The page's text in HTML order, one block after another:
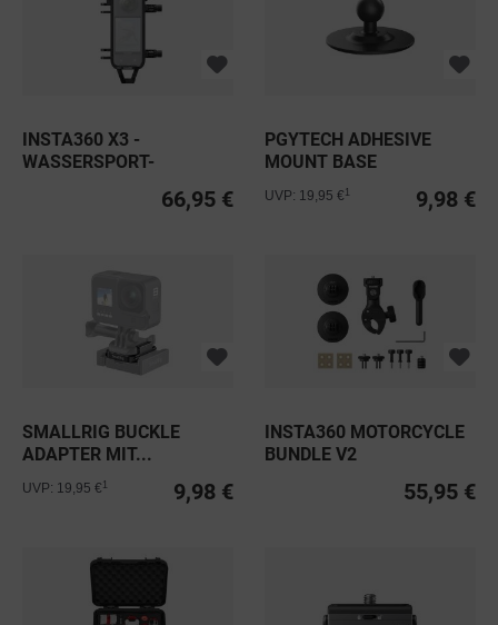
INSTA360 X3 -
WASSERSPORT-
66,95 €
PGYTECH ADHESIVE
MOUNT BASE
9,98 €
UVP: 19,95 €
SMALLRIG BUCKLE
ADAPTER MIT...
9,98 €
UVP: 19,95 €
INSTA360 MOTORCYCLE
BUNDLE V2
55,95 €